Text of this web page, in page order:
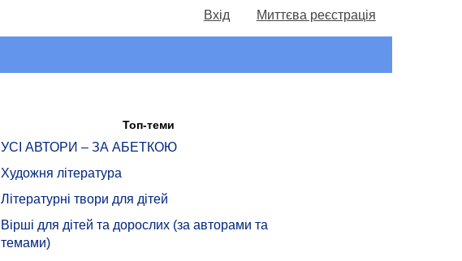
Вхід Миттєва реєстрація
Топ-теми
УСІ АВТОРИ – ЗА АБЕТКОЮ
Художня література
Літературні твори для дітей
Вірші для дітей та дорослих (за авторами та
темами)